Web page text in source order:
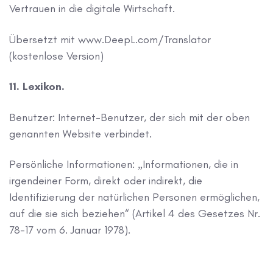
Vertrauen in die digitale Wirtschaft.
Übersetzt mit www.DeepL.com/Translator
(kostenlose Version)
11. Lexikon.
Benutzer: Internet-Benutzer, der sich mit der oben
genannten Website verbindet.
Persönliche Informationen: „Informationen, die in
irgendeiner Form, direkt oder indirekt, die
Identifizierung der natürlichen Personen ermöglichen,
auf die sie sich beziehen“ (Artikel 4 des Gesetzes Nr.
78-17 vom 6. Januar 1978).